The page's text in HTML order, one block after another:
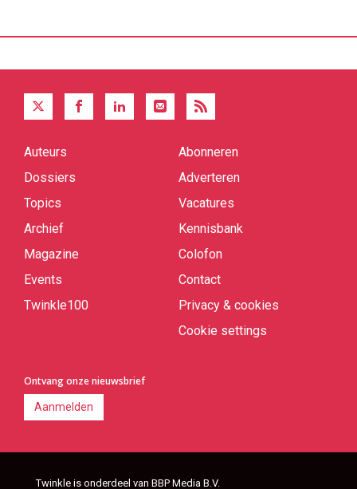
Quick
Auteurs
Dossiers
Topics
Archief
Magazine
Events
Twinkle100
Abonneren
Adverteren
Vacatures
Kennisbank
Colofon
Contact
Privacy & cookies
Cookie settings
Ontvang onze nieuwsbrief
Aanmelden
Twinkle is onderdeel van BBP Media B.V.